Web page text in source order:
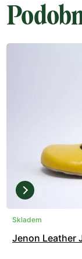
Skladem
Jenon Leather